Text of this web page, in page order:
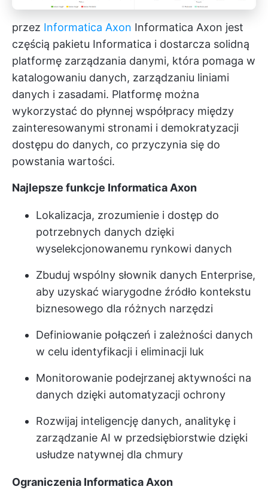
przez Informatica Axon Informatica Axon jest
częścią pakietu Informatica i dostarcza solidną
platformę zarządzania danymi, która pomaga w
katalogowaniu danych, zarządzaniu liniami
danych i zasadami. Platformę można
wykorzystać do płynnej współpracy między
zainteresowanymi stronami i demokratyzacji
dostępu do danych, co przyczynia się do
powstania wartości.
Najlepsze funkcje Informatica Axon
Lokalizacja, zrozumienie i dostęp do
potrzebnych danych dzięki
wyselekcjonowanemu rynkowi danych
Zbuduj wspólny słownik danych Enterprise,
aby uzyskać wiarygodne źródło kontekstu
biznesowego dla różnych narzędzi
Definiowanie połączeń i zależności danych
w celu identyfikacji i eliminacji luk
Monitorowanie podejrzanej aktywności na
danych dzięki automatyzacji ochrony
Rozwijaj inteligencję danych, analitykę i
zarządzanie AI w przedsiębiorstwie dzięki
usłudze natywnej dla chmury
Ograniczenia Informatica Axon